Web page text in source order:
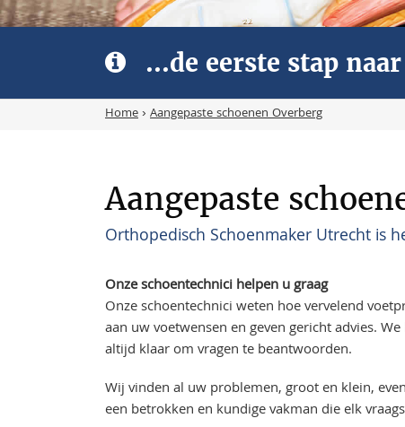
...de eerste stap
Home› Aangepaste schoenen Overberg
Aangepaste
Orthopedisch Schoenmaker Utrecht is
Onze schoentechnici helpen u graag
Onze schoentechnici weten hoe vervelend
aan uw voetwensen en geven gericht advies.
altijd klaar om vragen te beantwoorden.
Wij vinden al uw problemen, groot en klein,
een betrokken en kundige vakman die elk